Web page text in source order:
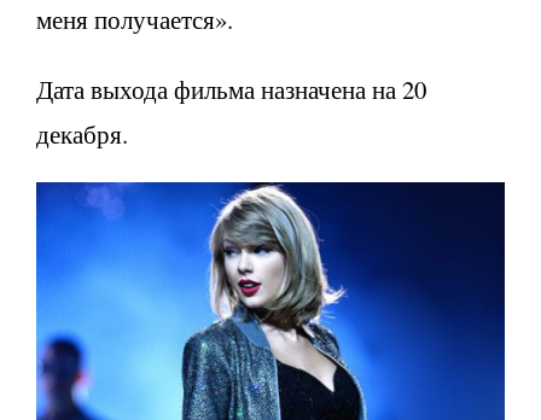
меня получается».
Дата выхода фильма назначена на 20
декабря.